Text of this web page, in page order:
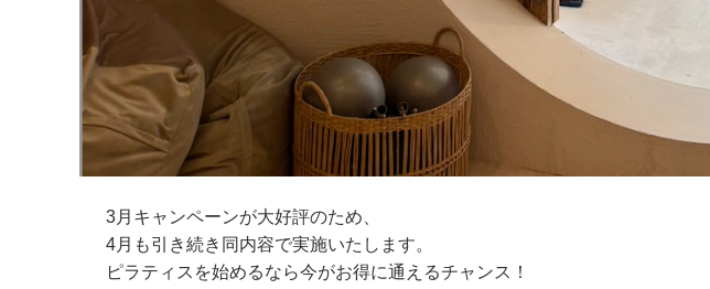
3月キャンペーンが大好評のため、
4月も引き続き同内容で実施いたします。
ピラティスを始めるなら今がお得に通えるチャンス！